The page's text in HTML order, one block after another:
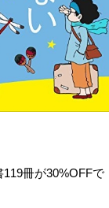
冊が30%OFFで